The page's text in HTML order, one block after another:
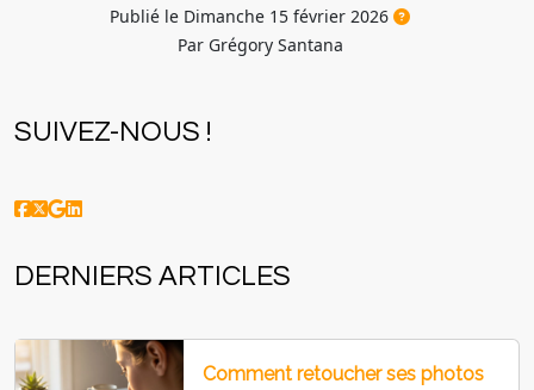
Publié le Dimanche 15 février 2026
Par Grégory Santana
SUIVEZ-NOUS !
DERNIERS ARTICLES
Comment retoucher ses photos